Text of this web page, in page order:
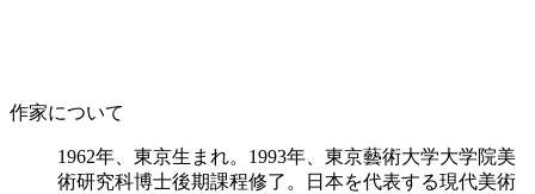
作家について
1962年、東京生まれ。1993年、東京藝術大学大学院美
術研究科博士後期課程修了。日本を代表する現代美術